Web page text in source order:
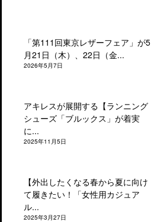
「第111回東京レザーフェア」が5
月21日（木）、22日（金...
2026年5月7日
アキレスが展開する【ランニング
シューズ「ブルックス」が着実
に...
2025年11月5日
【外出したくなる春から夏に向け
て履きたい！「女性用カジュア
ル...
2025年3月27日